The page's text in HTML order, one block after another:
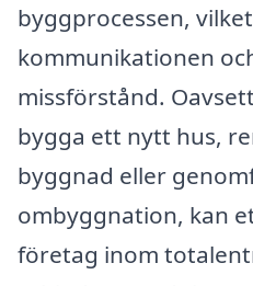
byggprocessen,
kommunikationen
missförstånd.
bygga ett nytt hus,
byggnad eller
ombyggnation, kan
företag inom